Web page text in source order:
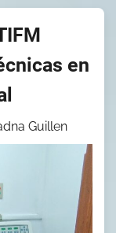
en
Guillen